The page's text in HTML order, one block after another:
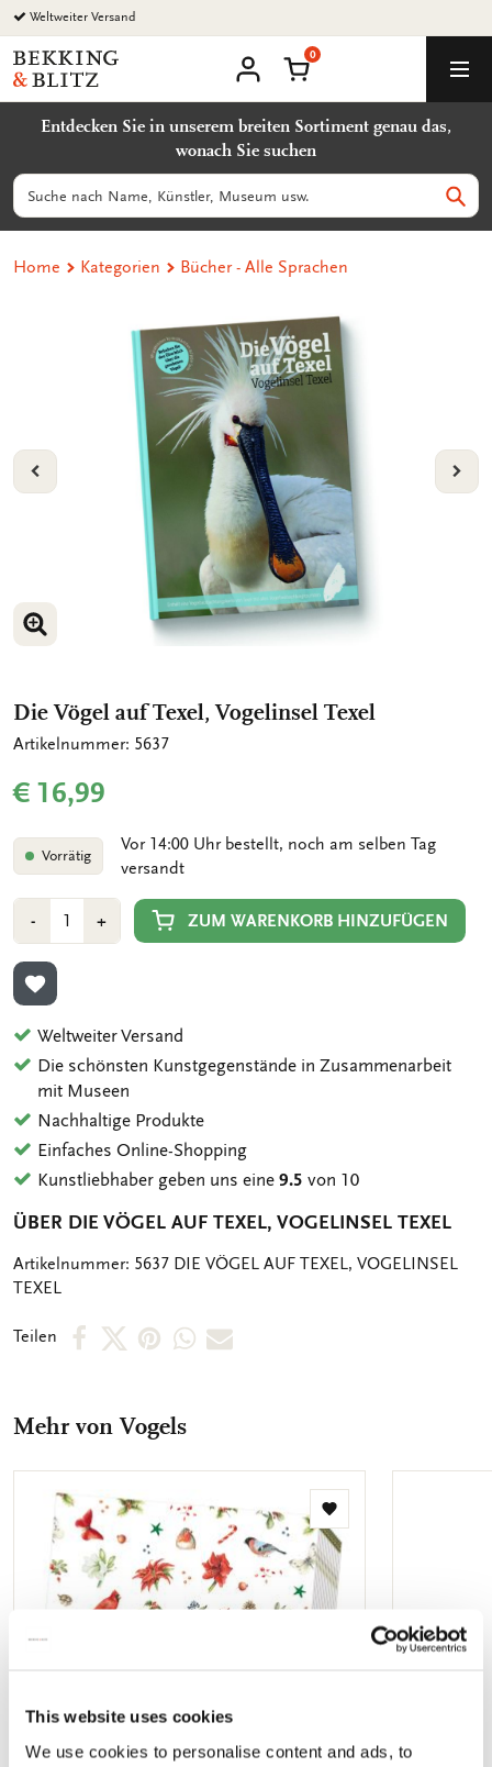
This website uses cookies
We use cookies to personalise content and ads, to
Zurück
zum
Inhalt
Bekking
&
Uitgevers
Warenkorb
0
Entdecken Sie in unserem breiten Sortiment genau das,
wonach Sie suchen
Suchen
Home Kategorien Bücher - Alle Sprachen
VORIGE
BILD VERGRÖSSERN
BILD VERGRÖSSERN
Die Vögel auf Texel, Vogelinsel Texel
Artikelnummer: 5637
€ 16,99
Vorrätig
Vor 14:00 Uhr bestellt, noch am selben Tag
versandt
-Min
1
Anzahl
+Plus
1
ZUM WARENKORB HINZUFÜGEN
ZUR WUNSCHLISTE HINZUFÜGEN
Weltweiter Versand
Die schönsten Kunstgegenstände in Zusammenarbeit
mit Museen
Nachhaltige Produkte
Einfaches Online-Shopping
Kunstliebhaber geben uns eine9.5 von 10
ÜBER DIE VÖGEL AUF TEXEL, VOGELINSEL TEXEL
OMSCHRIJVING
Artikelnummer: 5637 DIE VÖGEL AUF TEXEL, VOGELINSEL
TEXEL
Teilen
Per Per Per PerPer
Mehr von Vogels
Zur
Wunschliste
hinzufügen